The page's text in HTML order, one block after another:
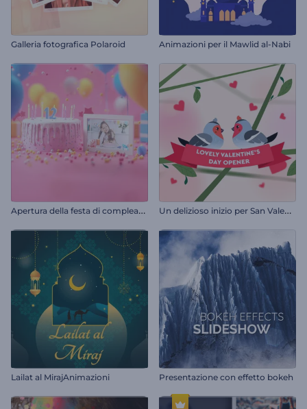
Galleria fotografica Polaroid Animazioni per il Mawlid al-Nabi
A
pertura della festa di compleanno U
n delizioso inizio per San Valentino
Lailat al MirajAnimazioni Presentazione con effetto bokeh